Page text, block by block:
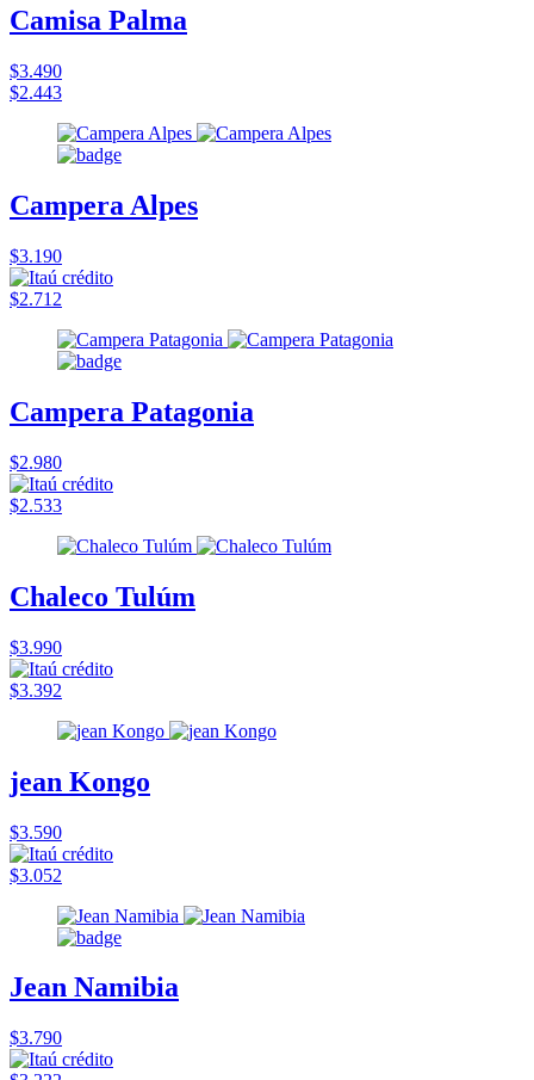
Camisa Palma
$3.490
$2.443
Campera Alpes
$3.190
$2.712
Campera Patagonia
$2.980
$2.533
Chaleco Tulúm
$3.990
$3.392
jean Kongo
$3.590
$3.052
Jean Namibia
$3.790